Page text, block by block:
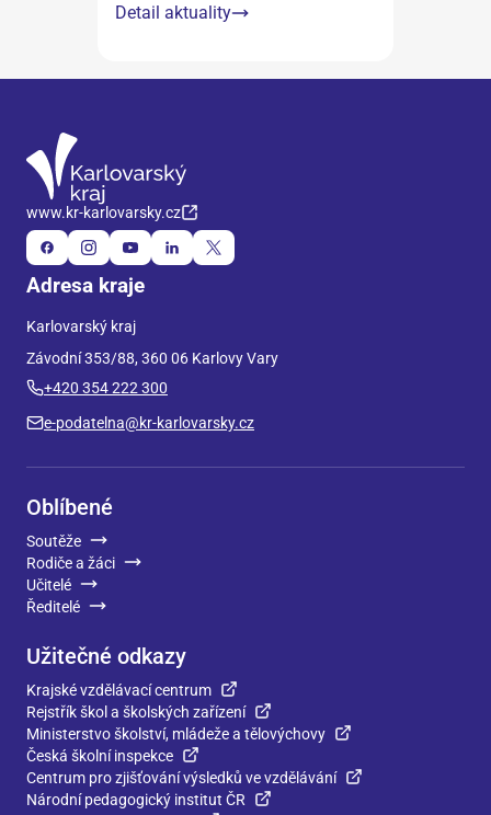
Detail aktuality
www.kr-karlovarsky.cz
Adresa kraje
Karlovarský kraj
Závodní 353/88, 360 06 Karlovy Vary
+420 354 222 300
e-podatelna@kr-karlovarsky.cz
Oblíbené
Soutěže
Rodiče a žáci
Učitelé
Ředitelé
Užitečné odkazy
Krajské vzdělávací centrum
Rejstřík škol a školských zařízení
Ministerstvo školství, mládeže a tělovýchovy
Česká školní inspekce
Centrum pro zjišťování výsledků ve vzdělávání
Národní pedagogický institut ČR